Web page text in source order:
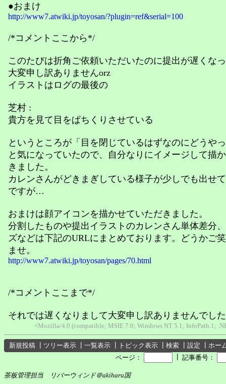
●おまけ
http://www7.atwiki.jp/toyosan/?plugin=ref&serial=100
/*コメントここから*/
このたびは折角ご依頼いただいたのに提出が遅くな
大変申し訳ありませんorz
イラストはログの最後の
芝村 :
貴方を見て目をぱちくりさせている
というところが「目を閉じているはずなのにどうや
と気になっていたので、自分なりにイメージして描
きました。
カレンさんがどきまぎしている様子が少しでも出せ
ですが…
おまけは顔アイコンを描かせていただきました。
分割したものや提出イラストのカレンさん単体差分
ズなどは下記のURLにまとめております。どうかご
ませ。
http://www7.atwiki.jp/toyosan/pages/70.html
/*コメントここまで*/
それでは遅くなりまして大変申し訳ありませんでし
<Mozilla/4.0 (compatible; MSIE 7.0; Windows NT 5.1; InfoPath.1;
新規投稿 ツリー表示 一覧表示 トピック表示 検索 設定
ホー
ページ：
記事番号：
茶板管理担当 リバーウィンド＠akiharu国